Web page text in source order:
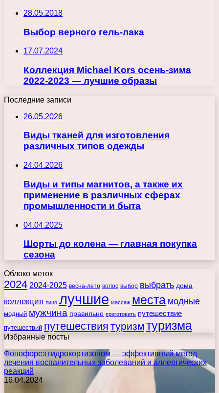
28.05.2018
Выбор верного гель-лака
17.07.2024
Коллекция Michael Kors осень-зима
2022-2023 — лучшие образы
Последние записи
26.05.2026
Виды тканей для изготовления
различных типов одежды
24.04.2026
Виды и типы магнитов, а также их
применение в различных сферах
промышленности и быта
04.04.2025
Шорты до колена — главная покупка
сезона
Облоко меток
2024 2024-2025 весна-лето волос выбор выбрать дома
коллекция лицо лучшие массаж места модные
модный мужчина правильно приготовить путешествие
путешествий путешествия туризм туризма
Избранные посты
Фонофорез гидрокортизоном — эффективный метод
лечения воспалительных заболеваний и аллергических
реакций
16.04.2024